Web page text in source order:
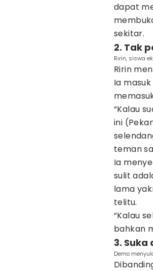
dapat
sekitar.
2. Tak
Ririn, siswa
Ririn
Ia
“Kalau
ini
teman
Ia
sulit
lama
telitu.
“Kalau
bahkan
3.
Demo